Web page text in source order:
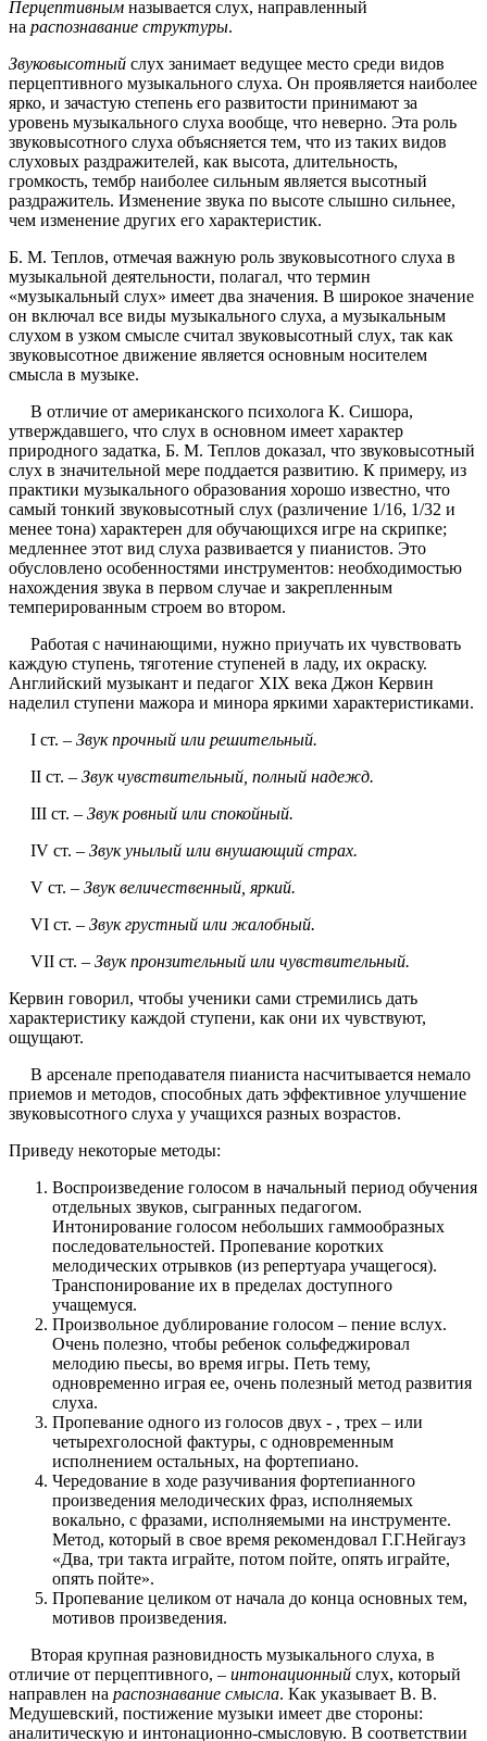
Перцептивным называется слух, направленный
на распознавание структуры.
Звуковысотный слух занимает ведущее место среди видов
перцептивного музыкального слуха. Он проявляется наиболее
ярко, и зачастую степень его развитости принимают за
уровень музыкального слуха вообще, что неверно. Эта роль
звуковысотного слуха объясняется тем, что из таких видов
слуховых раздражителей, как высота, длительность,
громкость, тембр наиболее сильным является высотный
раздражитель. Изменение звука по высоте слышно сильнее,
чем изменение других его характеристик.
Б. М. Теплов, отмечая важную роль звуковысотного слуха в
музыкальной деятельности, полагал, что термин
«музыкальный слух» имеет два значения. В широкое значение
он включал все виды музыкального слуха, а музыкальным
слухом в узком смысле считал звуковысотный слух, так как
звуковысотное движение является основным носителем
смысла в музыке.
В отличие от американского психолога К. Сишора,
утверждавшего, что слух в основном имеет характер
природного задатка, Б. М. Теплов доказал, что звуковысотный
слух в значительной мере поддается развитию. К примеру, из
практики музыкального образования хорошо известно, что
самый тонкий звуковысотный слух (различение 1/16, 1/32 и
менее тона) характерен для обучающихся игре на скрипке;
медленнее этот вид слуха развивается у пианистов. Это
обусловлено особенностями инструментов: необходимостью
нахождения звука в первом случае и закрепленным
темперированным строем во втором.
Работая с начинающими, нужно приучать их чувствовать
каждую ступень, тяготение ступеней в ладу, их окраску.
Английский музыкант и педагог XIX века Джон Кервин
наделил ступени мажора и минора яркими характеристиками.
I ст. – Звук прочный или решительный.
II ст. – Звук чувствительный, полный надежд.
III ст. – Звук ровный или спокойный.
IV ст. – Звук унылый или внушающий страх.
V ст. – Звук величественный, яркий.
VI ст. – Звук грустный или жалобный.
VII ст. – Звук пронзительный или чувствительный.
Кервин говорил, чтобы ученики сами стремились дать
характеристику каждой ступени, как они их чувствуют,
ощущают.
В арсенале преподавателя пианиста насчитывается немало
приемов и методов, способных дать эффективное улучшение
звуковысотного слуха у учащихся разных возрастов.
Приведу некоторые методы:
Воспроизведение голосом в начальный период обучения
отдельных звуков, сыгранных педагогом.
Интонирование голосом небольших гаммообразных
последовательностей. Пропевание коротких
мелодических отрывков (из репертуара учащегося).
Транспонирование их в пределах доступного
учащемуся.
Произвольное дублирование голосом – пение вслух.
Очень полезно, чтобы ребенок сольфеджировал
мелодию пьесы, во время игры. Петь тему,
одновременно играя ее, очень полезный метод развития
слуха.
Пропевание одного из голосов двух - , трех – или
четырехголосной фактуры, с одновременным
исполнением остальных, на фортепиано.
Чередование в ходе разучивания фортепианного
произведения мелодических фраз, исполняемых
вокально, с фразами, исполняемыми на инструменте.
Метод, который в свое время рекомендовал Г.Г.Нейгауз
«Два, три такта играйте, потом пойте, опять играйте,
опять пойте».
Пропевание целиком от начала до конца основных тем,
мотивов произведения.
Вторая крупная разновидность музыкального слуха, в
отличие от перцептивного, – интонационный слух, который
направлен на распознавание смысла. Как указывает В. В.
Медушевский, постижение музыки имеет две стороны:
аналитическую и интонационно-смысловую. В соответствии